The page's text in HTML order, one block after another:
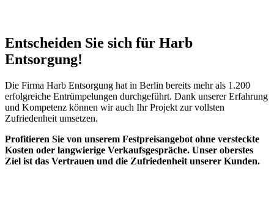
Entscheiden Sie sich für Harb
Entsorgung!​
Die Firma Harb Entsorgung hat in Berlin bereits mehr als 1.200
erfolgreiche Entrümpelungen durchgeführt. Dank unserer Erfahrung
und Kompetenz können wir auch Ihr Projekt zur vollsten
Zufriedenheit umsetzen.
Profitieren Sie von unserem Festpreisangebot ohne versteckte
Kosten oder langwierige Verkaufsgespräche. Unser oberstes
Ziel ist das Vertrauen und die Zufriedenheit unserer Kunden.